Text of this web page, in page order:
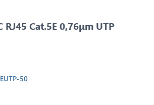
RJ45 Cat.5E 0,76μm UTP
50